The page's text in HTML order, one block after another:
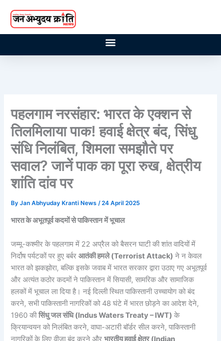
content
पहलगाम नरसंहार: भारत के एक्शन से
तिलमिलाया पाक! हवाई क्षेत्र बंद, सिंधु
संधि निलंबित, शिमला समझौते पर
सवाल? जानें पाक का पूरा रुख, क्षेत्रीय
शांति दांव पर
ByJan Abhyuday Kranti News /24 April 2025
भारत के अभूतपूर्व कदमों से पाकिस्तान में भूचाल
जम्मू-कश्मीर के पहलगाम में 22 अप्रैल को बैसरन घाटी की शांत वादियों में
निर्दोष पर्यटकों पर हुए बर्बरआतंकी हमले (Terrorist Attack) ने न केवल
भारत को झकझोरा, बल्कि इसके जवाब में भारत सरकार द्वारा उठाए गए अभूतपूर्व
और अत्यंत कठोर कदमों ने पाकिस्तान में सियासी, सामरिक और सामाजिक
हलकों में भूचाल ला दिया है। नई दिल्ली स्थित पाकिस्तानी उच्चायोग को बंद
करने, सभी पाकिस्तानी नागरिकों को 48 घंटे में भारत छोड़ने का आदेश देने,
1960 कीसिंधु जल संधि (Indus Waters Treaty – IWT) के
क्रियान्वयन को निलंबित करने, वाघा-अटारी बॉर्डर सील करने, पाकिस्तानी
नागरिकों के लिए वीजा बंद करने औरभारतीय हवाई क्षेत्र (Indian